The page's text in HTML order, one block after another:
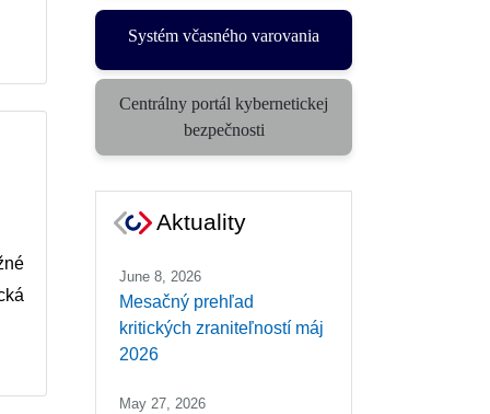
Systém včasného varovania
Centrálny portál kybernetickej
bezpečnosti
Aktuality
June 8, 2026
Mesačný prehľad
kritických zraniteľností máj
2026
May 27, 2026